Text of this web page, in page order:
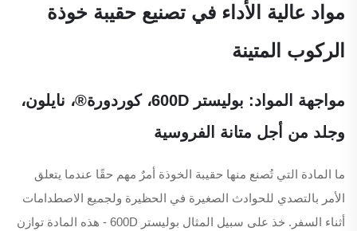
مواد عالية الأداء في تصنيع حقيبة خوذة
الركوب المتينة
مواجهة المواد: بوليستر 600D، كوردورة®، نايلون،
وجلد من أجل متانة الفروسية
ما المادة التي تُصنع منها حقيبة الخوذة أمرٌ مهم حقًا عندما يتعلق
الأمر بالتصدي للحوادث الصغيرة في الحظيرة ولجميع الاصطدامات
أثناء السفر. خذ على سبيل المثال بوليستر 600D - هذه المادة توازن